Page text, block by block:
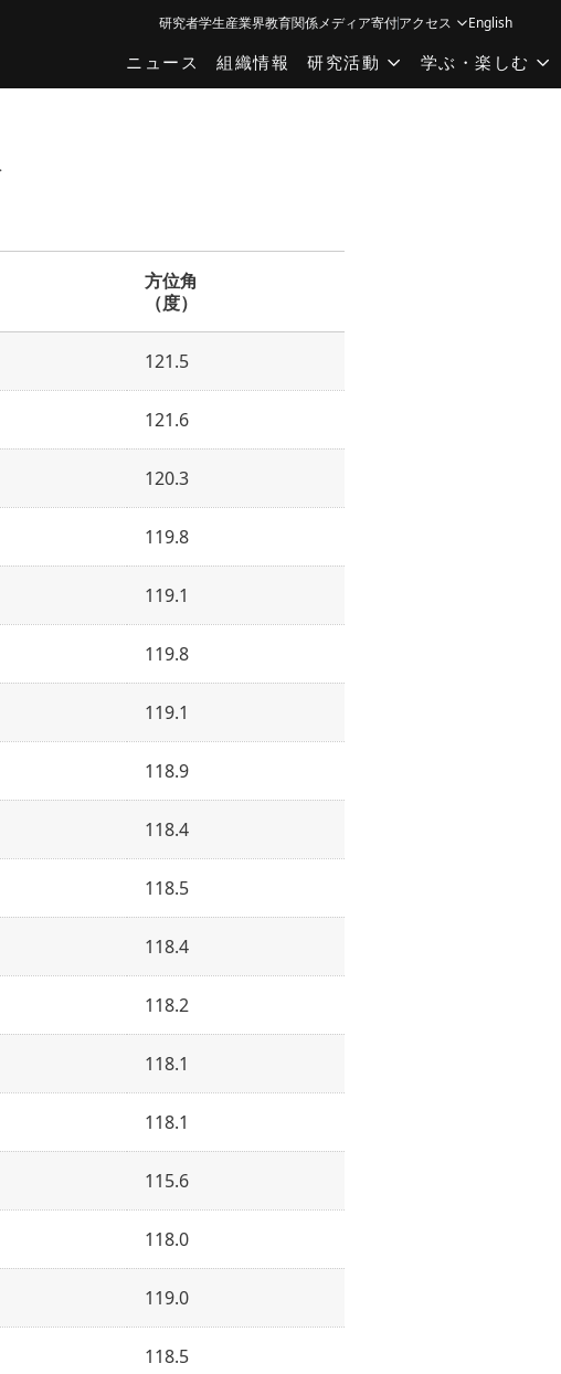
ニュース 組織情報 研究活動 学ぶ・楽しむ
研究者学生産業界教育関係メディア寄付アクセス English
方位角
（度）
121.5
121.6
120.3
119.8
119.1
119.8
119.1
118.9
118.4
118.5
118.4
118.2
118.1
118.1
115.6
118.0
119.0
118.5